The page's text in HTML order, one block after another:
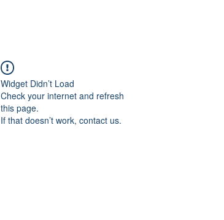
Widget Didn’t Load
Check your internet and refresh
this page.
If that doesn’t work, contact us.